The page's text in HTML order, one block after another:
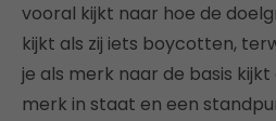
vooral kijkt naar hoe de
kijkt als zij iets boycotten,
je als merk naar de basis kijkt
merk in staat en een